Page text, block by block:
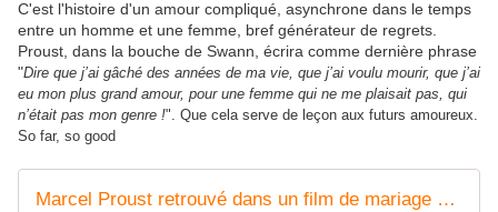
C'est l'histoire d'un amour compliqué, asynchrone dans le temps
entre un homme et une femme, bref générateur de regrets.
Proust, dans la bouche de Swann, écrira comme dernière phrase
"Dire que j’ai gâché des années de ma vie, que j’ai voulu mourir, que j’ai
eu mon plus grand amour, pour une femme qui ne me plaisait pas, qui
n’était pas mon genre !". Que cela serve de leçon aux futurs amoureux.
So far, so good
Marcel Proust retrouvé dans un film de mariage de 1904 ?